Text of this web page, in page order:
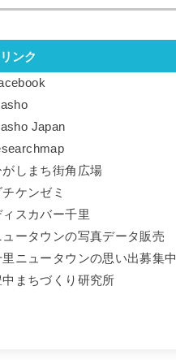
リンク
Japan
がしまち街角広場
チケンゼミ
ィスカバー千里
ュータウンの写真データ販売
里ニュータウンの思い出募集中
中まちづくり研究所